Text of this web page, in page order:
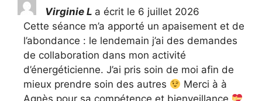
liste
du
livre
d’or
Virginie L a écrit le 6 juillet 2026
Cette séance m’a apporté un apaisement et de
l’abondance : le lendemain j’ai des demandes
de collaboration dans mon activité
d’énergéticienne. J’ai pris soin de moi afin de
mieux prendre soin des autres
Merci à à
Agnès pour sa compétence et bienveillance